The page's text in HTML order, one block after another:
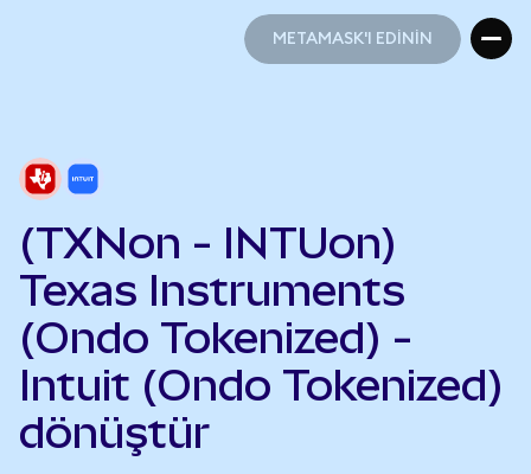
METAMASK'I EDİNİN
(TXNon - INTUon)
Texas Instruments
(Ondo Tokenized) -
Intuit (Ondo Tokenized)
dönüştür